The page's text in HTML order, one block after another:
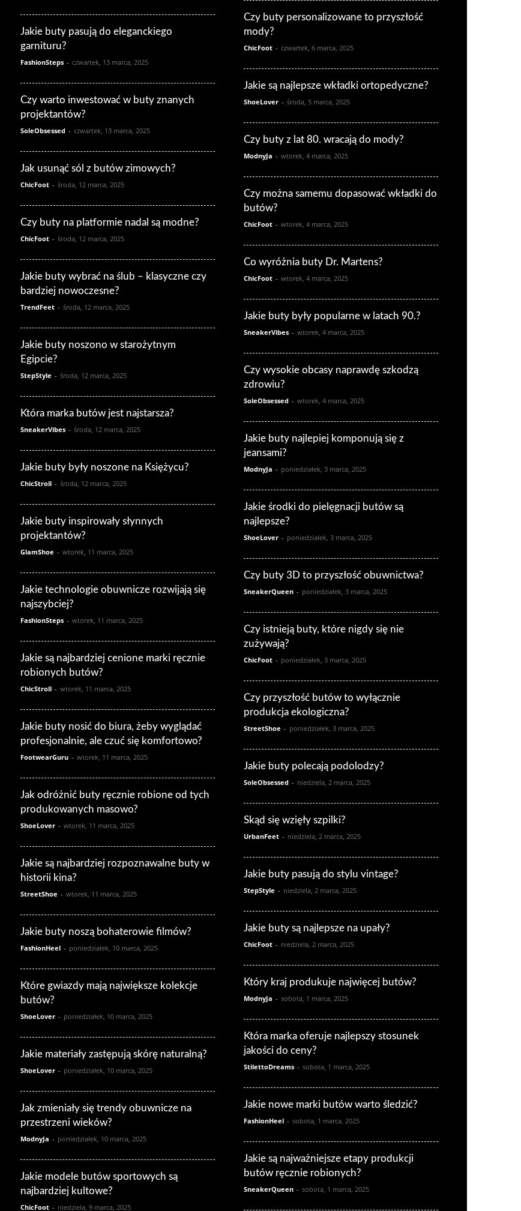
Jakie buty pasują do eleganckiego
garnituru?
FashionSteps - czwartek, 13 marca, 2025
Czy warto inwestować w buty znanych
projektantów?
SoleObsessed - czwartek, 13 marca, 2025
Jak usunąć sól z butów zimowych?
ChicFoot - środa, 12 marca, 2025
Czy buty na platformie nadal są modne?
ChicFoot - środa, 12 marca, 2025
Jakie buty wybrać na ślub – klasyczne czy
bardziej nowoczesne?
TrendFeet - środa, 12 marca, 2025
Jakie buty noszono w starożytnym
Egipcie?
StepStyle - środa, 12 marca, 2025
Która marka butów jest najstarsza?
SneakerVibes - środa, 12 marca, 2025
Jakie buty były noszone na Księżycu?
ChicStroll - środa, 12 marca, 2025
Jakie buty inspirowały słynnych
projektantów?
GlamShoe - wtorek, 11 marca, 2025
Jakie technologie obuwnicze rozwijają się
najszybciej?
FashionSteps - wtorek, 11 marca, 2025
Jakie są najbardziej cenione marki ręcznie
robionych butów?
ChicStroll - wtorek, 11 marca, 2025
Jakie buty nosić do biura, żeby wyglądać
profesjonalnie, ale czuć się komfortowo?
FootwearGuru - wtorek, 11 marca, 2025
Jak odróżnić buty ręcznie robione od tych
produkowanych masowo?
ShoeLover - wtorek, 11 marca, 2025
Jakie są najbardziej rozpoznawalne buty w
historii kina?
StreetShoe - wtorek, 11 marca, 2025
Jakie buty noszą bohaterowie filmów?
FashionHeel - poniedziałek, 10 marca, 2025
Które gwiazdy mają największe kolekcje
butów?
ShoeLover - poniedziałek, 10 marca, 2025
Jakie materiały zastępują skórę naturalną?
ShoeLover - poniedziałek, 10 marca, 2025
Jak zmieniały się trendy obuwnicze na
przestrzeni wieków?
ModnyJa - poniedziałek, 10 marca, 2025
Jakie modele butów sportowych są
najbardziej kultowe?
ChicFoot - niedziela, 9 marca, 2025
Czy buty personalizowane to przyszłość
mody?
ChicFoot - czwartek, 6 marca, 2025
Jakie są najlepsze wkładki ortopedyczne?
ShoeLover - środa, 5 marca, 2025
Czy buty z lat 80. wracają do mody?
ModnyJa - wtorek, 4 marca, 2025
Czy można samemu dopasować wkładki do
butów?
ChicFoot - wtorek, 4 marca, 2025
Co wyróżnia buty Dr. Martens?
ChicFoot - wtorek, 4 marca, 2025
Jakie buty były popularne w latach 90.?
SneakerVibes - wtorek, 4 marca, 2025
Czy wysokie obcasy naprawdę szkodzą
zdrowiu?
SoleObsessed - wtorek, 4 marca, 2025
Jakie buty najlepiej komponują się z
jeansami?
ModnyJa - poniedziałek, 3 marca, 2025
Jakie środki do pielęgnacji butów są
najlepsze?
ShoeLover - poniedziałek, 3 marca, 2025
Czy buty 3D to przyszłość obuwnictwa?
SneakerQueen - poniedziałek, 3 marca, 2025
Czy istnieją buty, które nigdy się nie
zużywają?
ChicFoot - poniedziałek, 3 marca, 2025
Czy przyszłość butów to wyłącznie
produkcja ekologiczna?
StreetShoe - poniedziałek, 3 marca, 2025
Jakie buty polecają podolodzy?
SoleObsessed - niedziela, 2 marca, 2025
Skąd się wzięły szpilki?
UrbanFeet - niedziela, 2 marca, 2025
Jakie buty pasują do stylu vintage?
StepStyle - niedziela, 2 marca, 2025
Jakie buty są najlepsze na upały?
ChicFoot - niedziela, 2 marca, 2025
Który kraj produkuje najwięcej butów?
ModnyJa - sobota, 1 marca, 2025
Która marka oferuje najlepszy stosunek
jakości do ceny?
StilettoDreams - sobota, 1 marca, 2025
Jakie nowe marki butów warto śledzić?
FashionHeel - sobota, 1 marca, 2025
Jakie są najważniejsze etapy produkcji
butów ręcznie robionych?
SneakerQueen - sobota, 1 marca, 2025